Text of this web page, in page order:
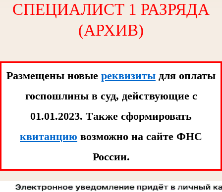
СПЕЦИАЛИСТ 1 РАЗРЯДА
(АРХИВ)
Размещены новые реквизиты для оплаты
госпошлины в суд, действующие с
01.01.2023. Tакже сформировать
квитанцию возможно на сайте ФНС
России.